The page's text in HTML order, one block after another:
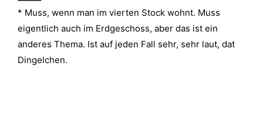
* Muss, wenn man im vierten Stock wohnt. Muss
eigentlich auch im Erdgeschoss, aber das ist ein
anderes Thema. Ist auf jeden Fall sehr, sehr laut, dat
Dingelchen.